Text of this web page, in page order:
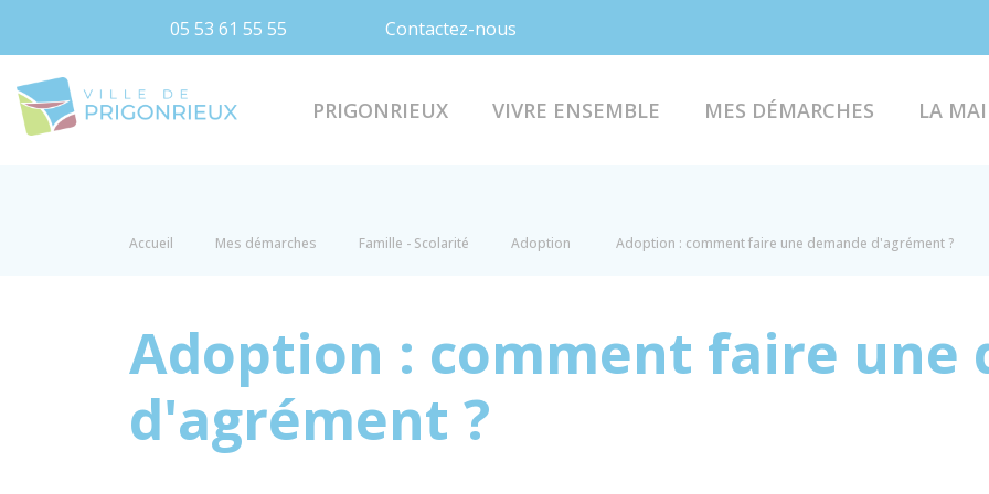
05 53 61 55 55 Contactez-nous
PRIGONRIEUX VIVRE ENSEMBLE MES DÉMARCHES LA
Accueil Mes démarches Famille - Scolarité Adoption Adoption : comment faire une demande d'agrément ?
Adoption : comment faire une
d'agrément ?